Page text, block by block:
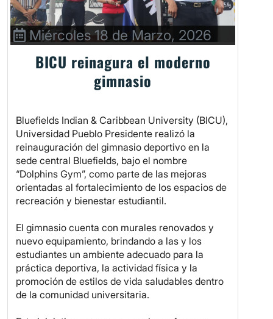
Miércoles 18 de Marzo, 2026
BICU reinagura el moderno
gimnasio
Bluefields Indian & Caribbean University (BICU),
Universidad Pueblo Presidente realizó la
reinauguración del gimnasio deportivo en la
sede central Bluefields, bajo el nombre
“Dolphins Gym”, como parte de las mejoras
orientadas al fortalecimiento de los espacios de
recreación y bienestar estudiantil.
El gimnasio cuenta con murales renovados y
nuevo equipamiento, brindando a las y los
estudiantes un ambiente adecuado para la
práctica deportiva, la actividad física y la
promoción de estilos de vida saludables dentro
de la comunidad universitaria.